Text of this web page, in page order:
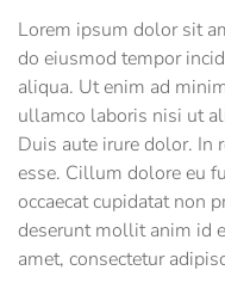
Lorem ipsum dolor sit
do eiusmod tempor
aliqua. Ut enim ad
ullamco laboris nisi ut
Duis aute irure dolor. In
esse. Cillum dolore eu
occaecat cupidatat non
deserunt mollit anim id
amet, consectetur